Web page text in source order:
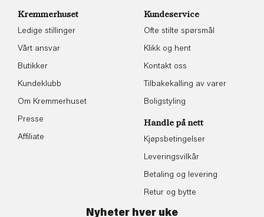
Kremmerhuset
Ledige stillinger
Vårt ansvar
Butikker
Kundeklubb
Om Kremmerhuset
Presse
Affiliate
Kundeservice
Ofte stilte spørsmål
Klikk og hent
Kontakt oss
Tilbakekalling av varer
Boligstyling
Handle på nett
Kjøpsbetingelser
Leveringsvilkår
Betaling og levering
Retur og bytte
Nyheter hver uke